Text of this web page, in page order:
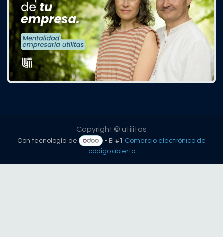
Copyright © utilitas
Con tecnología de - El #1 Comercio electrónico de
código abierto